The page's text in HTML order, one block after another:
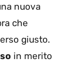
nuova
che
giusto.
in merito